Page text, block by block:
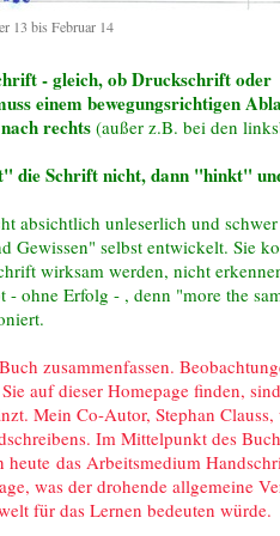
13 bis Februar 14
- gleich, ob Druckschrift oder
einem bewegungsrichtigen
rechts (außer z.B. bei den
die Schrift nicht, dann "hinkt"
absichtlich unleserlich und
Gewissen" selbst entwickelt. Sie
wirksam werden, nicht
ohne Erfolg - , denn "more the
zusammenfassen.
auf dieser Homepage finden,
Mein Co-Autor, Stephan
Im Mittelpunkt des
heute das Arbeitsmedium
was der drohende allgemeine
für das Lernen bedeuten würde.